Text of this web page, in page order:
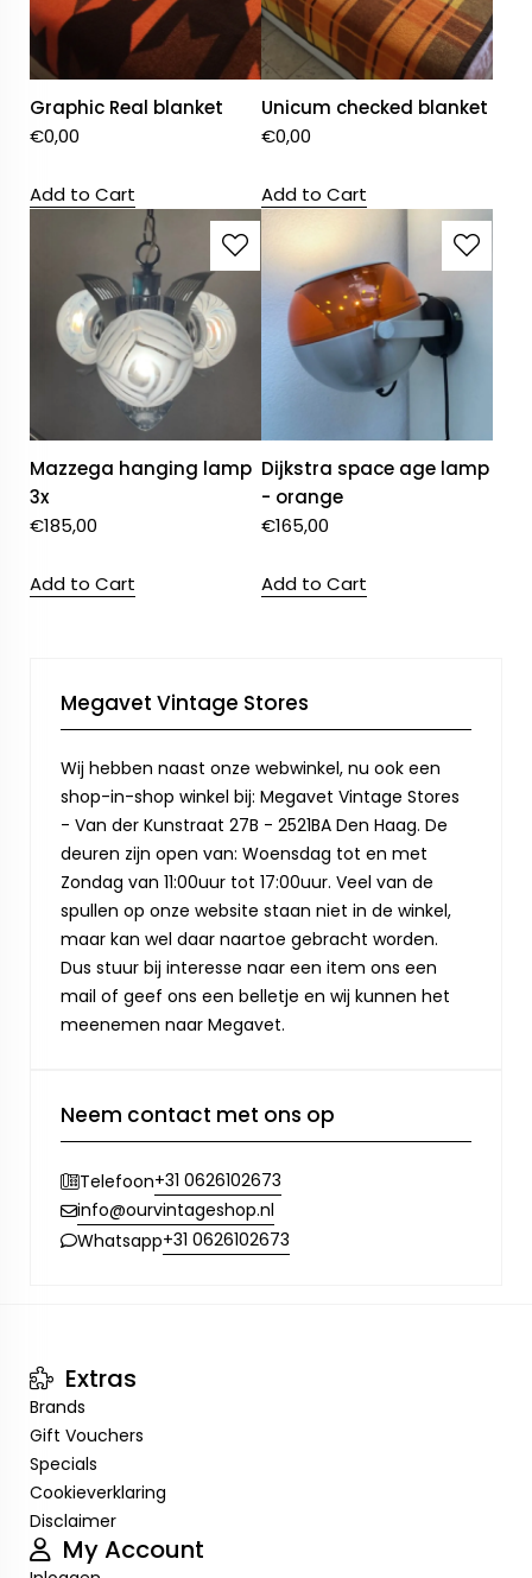
Graphic Real blanket
€0,00
Add to Cart
Unicum checked blanket
€0,00
Add to Cart
Mazzega hanging lamp
3x
€185,00
Add to Cart
Dijkstra space age lamp
- orange
€165,00
Add to Cart
Megavet Vintage Stores
Wij hebben naast onze webwinkel, nu ook een
shop-in-shop winkel bij: Megavet Vintage Stores
- Van der Kunstraat 27B - 2521BA Den Haag. De
deuren zijn open van: Woensdag tot en met
Zondag van 11:00uur tot 17:00uur. Veel van de
spullen op onze website staan niet in de winkel,
maar kan wel daar naartoe gebracht worden.
Dus stuur bij interesse naar een item ons een
mail of geef ons een belletje en wij kunnen het
meenemen naar Megavet.
Neem contact met ons op
Telefoon+31 0626102673
info@ourvintageshop.nl
Whatsapp+31 0626102673
Extras
Brands
Gift Vouchers
Specials
Cookieverklaring
Disclaimer
My Account